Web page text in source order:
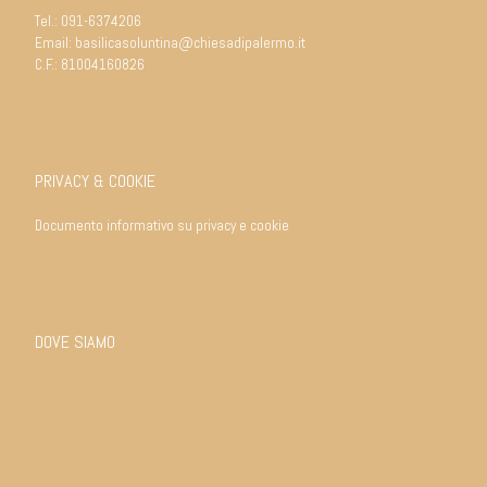
Tel.: 091-6374206
Email: basilicasoluntina@chiesadipalermo.it
C.F.: 81004160826
PRIVACY & COOKIE
Documento informativo su privacy e cookie
DOVE SIAMO